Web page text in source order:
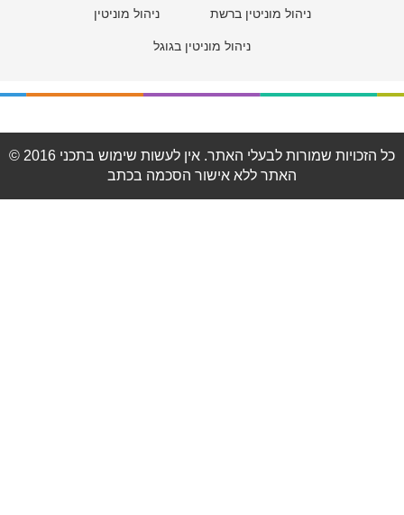
ניהול מוניטין ברשת ניהול מוניטין
ניהול מוניטין בגוגל
© 2016 כל הזכויות שמורות לבעלי האתר. אין לעשות שימוש בתכני
האתר ללא אישור הסכמה בכתב